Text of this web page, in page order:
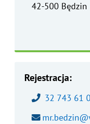
42-500 Będzin
Rejestracja:
Zadzwoń
32 743 61
Wyślij